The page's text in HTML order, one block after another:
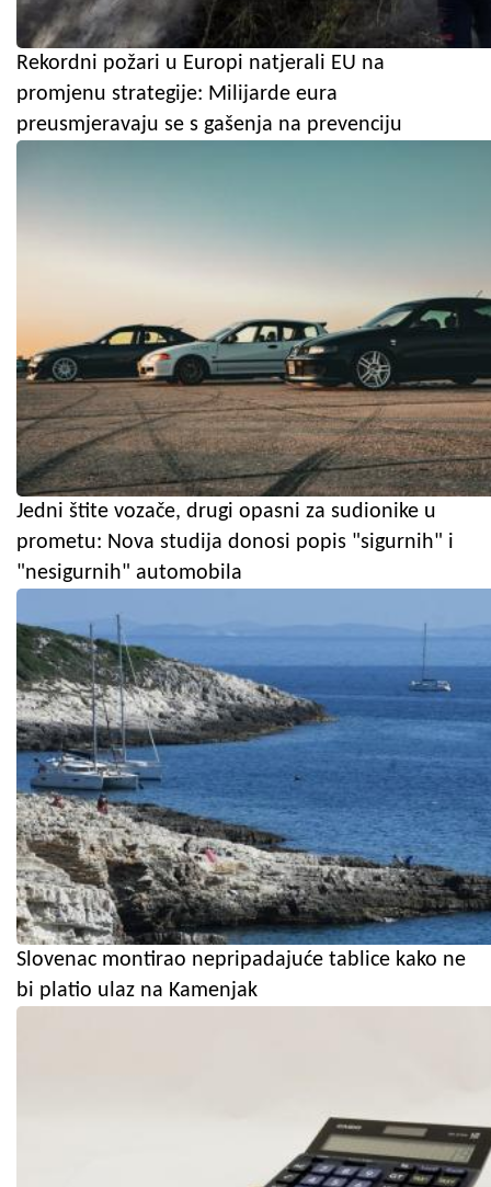
Rekordni požari u Europi natjerali EU na
promjenu strategije: Milijarde eura
preusmjeravaju se s gašenja na prevenciju
Jedni štite vozače, drugi opasni za sudionike u
prometu: Nova studija donosi popis "sigurnih" i
"nesigurnih" automobila
Slovenac montirao nepripadajuće tablice kako ne
bi platio ulaz na Kamenjak